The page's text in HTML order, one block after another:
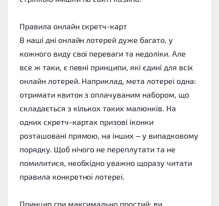
Правила онлайн скретч-карт
В наші дні онлайн лотерей дуже багато, у
кожного виду свої переваги та недоліки. Але
все ж таки, є певні принципи, які єдині для всіх
онлайн лотерей. Наприклад, мета лотереї одна:
отримати квиток з оплачуваним набором, що
складається з кількох таких малюнків. На
одних скретч-картах призові іконки
розташовані прямою, на інших – у випадковому
порядку. Щоб нічого не переплутати та не
помилитися, необхідно уважно щоразу читати
правила конкретної лотереї.
Принцип гри максимально простий: ви